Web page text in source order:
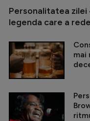
Personalitatea zilei
legenda care a
mai